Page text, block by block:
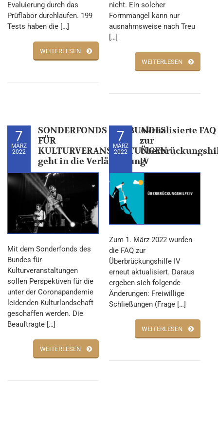
Evaluierung durch das
Prüflabor durchlaufen. 199
Tests haben die […]
WEITERLESEN
nicht. Ein solcher
Formmangel kann nur
ausnahmsweise nach Treu
[…]
WEITERLESEN
7
MÄRZ
2022
SONDERFONDS DES BUNDES
FÜR
KULTURVERANSTALTUNGEN
geht in die Verlängerung
Mit dem Sonderfonds des
Bundes für
Kulturveranstaltungen
sollen Perspektiven für die
unter der Coronapandemie
leidenden Kulturlandschaft
geschaffen werden. Die
Beauftragte […]
WEITERLESEN
7
MÄRZ
2022
Aktualisierte FAQ
zur
IV
Zum 1. März 2022 wurden
die FAQ zur
Überbrückungshilfe IV
erneut aktualisiert. Daraus
ergeben sich folgende
Änderungen: Freiwillige
Schließungen (Frage […]
WEITERLESEN